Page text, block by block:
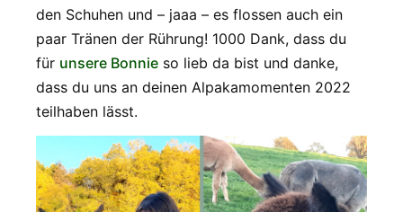
den Schuhen und – jaaa – es flossen auch ein
paar Tränen der Rührung! 1000 Dank, dass du
für unsere Bonnie so lieb da bist und danke,
dass du uns an deinen Alpakamomenten 2022
teilhaben lässt.